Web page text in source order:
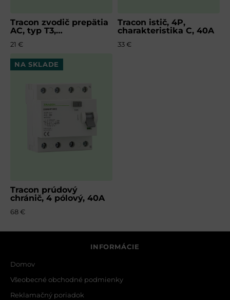
Tracon zvodič prepätia
AC, typ T3,
21 €
Tracon istič, 4P,
charakteristika C, 40A
33 €
Tracon prúdový
chránič, 4 pólový, 40A
68 €
NA SKLADE
INFORMÁCIE
Domov
Všeobecné obchodné podmienky
Reklamačný poriadok